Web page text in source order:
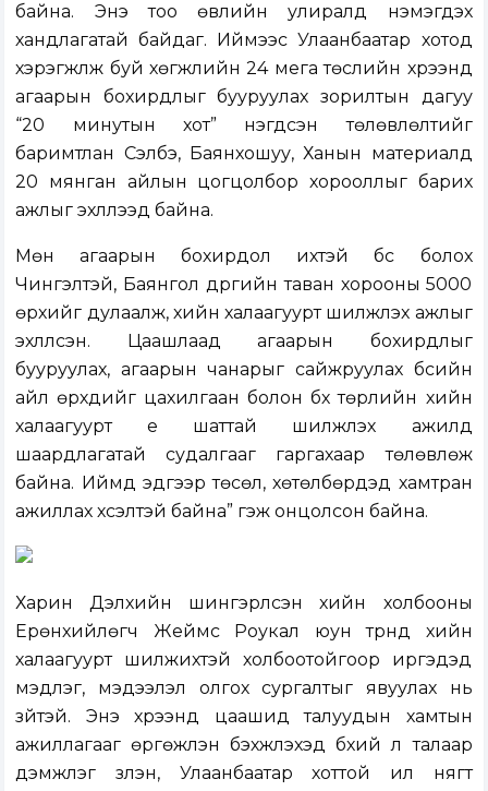
байна. Энэ тоо өвлийн улиралд нэмэгдэх
хандлагатай байдаг. Иймээс Улаанбаатар хотод
хэрэгжүүлж буй хөгжлийн 24 мега төслийн хүрээнд
агаарын бохирдлыг бууруулах зорилтын дагуу
“20 минутын хот” нэгдсэн төлөвлөлтийг
баримтлан Сэлбэ, Баянхошуу, Ханын материалд
20 мянган айлын цогцолбор хорооллыг барих
ажлыг эхлүүлээд байна.
Мөн агаарын бохирдол ихтэй бүс болох
Чингэлтэй, Баянгол дүүргийн таван хорооны 5000
өрхийг дулаалж, хийн халаагуурт шилжүүлэх ажлыг
эхлүүлсэн. Цаашлаад агаарын бохирдлыг
бууруулах, агаарын чанарыг сайжруулах бүсийн
айл өрхүүдийг цахилгаан болон бүх төрлийн хийн
халаагуурт үе шаттай шилжүүлэх ажилд
шаардлагатай судалгааг гаргахаар төлөвлөж
байна. Иймд эдгээр төсөл, хөтөлбөрүүдэд хамтран
ажиллах хүсэлтэй байна” гэж онцолсон байна.
Харин Дэлхийн шингэрүүлсэн хийн холбооны
Ерөнхийлөгч Жеймс Роукал юун түрүүнд хийн
халаагуурт шилжихтэй холбоотойгоор иргэдэд
мэдлэг, мэдээлэл олгох сургалтыг явуулах нь
зүйтэй. Энэ хүрээнд цаашид талуудын хамтын
ажиллагааг өргөжүүлэн бэхжүүлэхэд бүхий л талаар
дэмжлэг үзүүлэн, Улаанбаатар хоттой илүү нягт